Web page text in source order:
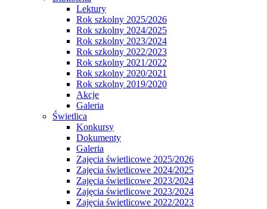
Lektury
Rok szkolny 2025/2026
Rok szkolny 2024/2025
Rok szkolny 2023/2024
Rok szkolny 2022/2023
Rok szkolny 2021/2022
Rok szkolny 2020/2021
Rok szkolny 2019/2020
Akcje
Galeria
Świetlica
Konkursy
Dokumenty
Galeria
Zajęcia świetlicowe 2025/2026
Zajęcia świetlicowe 2024/2025
Zajęcia świetlicowe 2023/2024
Zajęcia świetlicowe 2023/2024
Zajęcia świetlicowe 2022/2023